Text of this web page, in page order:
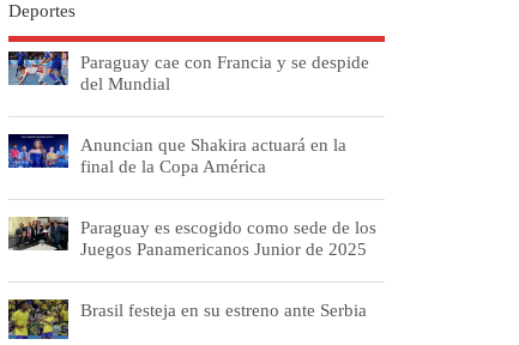
Deportes
Paraguay cae con Francia y se despide
del Mundial
Anuncian que Shakira actuará en la
final de la Copa América
Paraguay es escogido como sede de los
Juegos Panamericanos Junior de 2025
Brasil festeja en su estreno ante Serbia